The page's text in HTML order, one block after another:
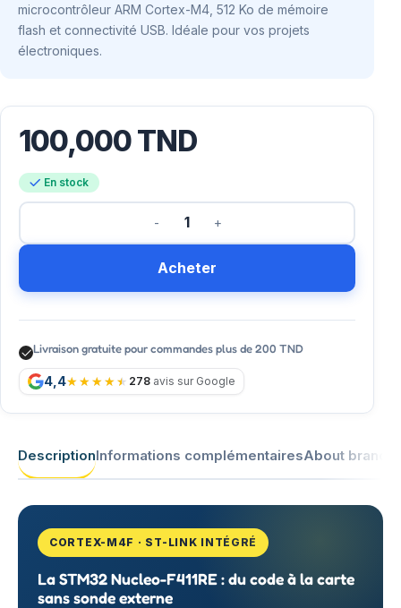
microcontrôleur ARM Cortex-M4, 512 Ko de mémoire
flash et connectivité USB. Idéale pour vos projets
électroniques.
100,000TND
En stock
Acheter
Livraison gratuite pour commandes plus de 200 TND
4,4 278 avis sur Google
DescriptionInformations complémentairesAbout brand
CORTEX-M4F · ST-LINK INTÉGRÉ
La STM32 Nucleo-F411RE : du code à la carte
sans sonde externe